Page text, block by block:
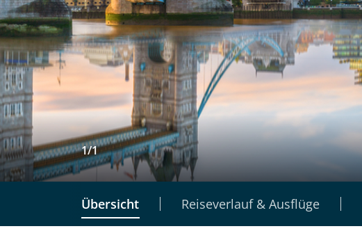
1/1
Übersicht Reiseverlauf & Ausflüge
Individuelle Anfrage